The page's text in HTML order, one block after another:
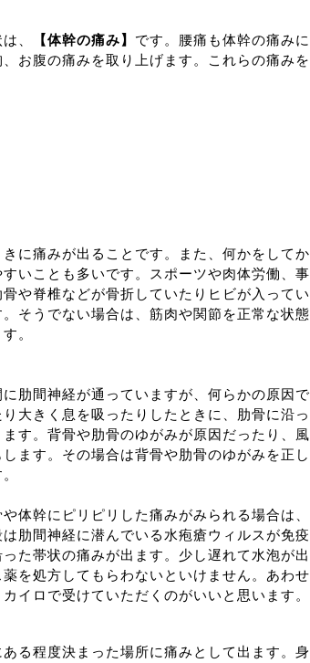
、 【体幹の痛み】 です。腰痛も体幹の痛みに
お腹の痛みを取り上げます。これらの痛みを
に痛みが出ることです。また、何かをしてか
いことも多いです。スポーツや肉体労働、事
や脊椎などが骨折していたりヒビが入ってい
そうでない場合は、筋肉や関節を正常な状態
。
肋間神経が通っていますが、何らかの原因で
大きく息を吸ったりしたときに、肋骨に沿っ
す。背骨や肋骨のゆがみが原因だったり、風
ます。その場合は背骨や肋骨のゆがみを正し
体幹にピリピリした痛みがみられる場合は、
肋間神経に潜んでいる水疱瘡ウィルスが免疫
た帯状の痛みが出ます。少し遅れて水泡が出
を処方してもらわないといけません。あわせ
イロで受けていただくのがいいと思います。
る程度決まった場所に痛みとして出ます。身